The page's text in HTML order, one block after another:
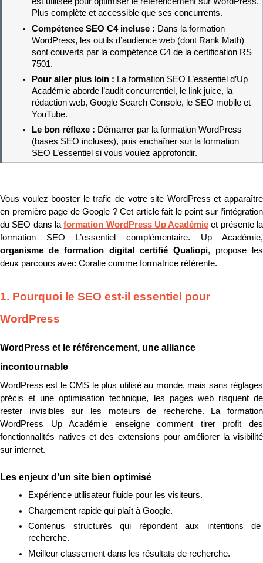
Plus complète et accessible que ses concurrents.
Compétence SEO C4 incluse : Dans la formation
WordPress, les outils d’audience web (dont Rank Math)
sont couverts par la compétence C4 de la certification RS
7501.
Pour aller plus loin : La formation SEO L’essentiel d’Up
Académie aborde l’audit concurrentiel, le link juice, la
rédaction web, Google Search Console, le SEO mobile et
YouTube.
Le bon réflexe : Démarrer par la formation WordPress
(bases SEO incluses), puis enchaîner sur la formation
SEO L’essentiel si vous voulez approfondir.
Vous voulez booster le trafic de votre site WordPress et apparaître
en première page de Google ? Cet article fait le point sur l’intégration
du SEO dans la formation WordPress Up Académie et présente la
organisme de formation digital certifié Qualiopi, propose les
deux parcours avec Coralie comme formatrice référente.
1. Pourquoi le SEO est-il essentiel pour
WordPress
WordPress et le référencement, une alliance
incontournable
WordPress est le CMS le plus utilisé au monde, mais sans réglages
précis et une optimisation technique, les pages web risquent de
rester invisibles sur les moteurs de recherche. La formation
WordPress Up Académie enseigne comment tirer profit des
fonctionnalités natives et des extensions pour améliorer la visibilité
sur internet.
Les enjeux d’un site bien optimisé
Expérience utilisateur fluide pour les visiteurs.
Chargement rapide qui plaît à Google.
Contenus structurés qui répondent aux intentions de
recherche.
Meilleur classement dans les résultats de recherche.